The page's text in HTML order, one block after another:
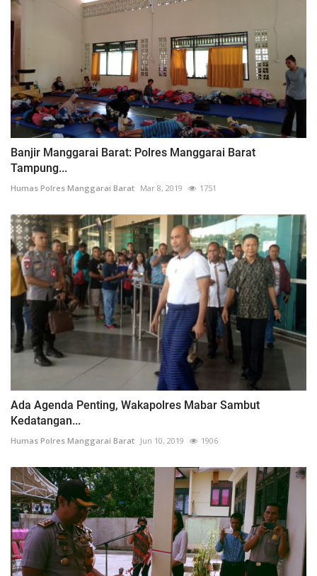
Banjir Manggarai Barat: Polres Manggarai Barat
Tampung...
Humas Polres Manggarai Barat Mar 8, 2019 1751
Ada Agenda Penting, Wakapolres Mabar Sambut
Kedatangan...
Humas Polres Manggarai Barat Jun 10, 2019 1906